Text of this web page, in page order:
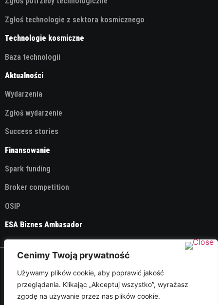
Cenimy Twoją prywatność
Używamy plików cookie, aby poprawić jakość
przeglądania. Klikając „Akceptuj wszystko”, wyrażasz
zgodę na używanie przez nas plików cookie.
Zgłoś technologie z sektora kosmicznego
Technologie kosmiczne
Baza technologii
Aktualności
Wydarzenia
Zgłoś wydarzenie
Success stories
Finansowanie
Spark funding
Broker competition
OSIP
ESA Biznes Ambasador
Polityka Prywatności